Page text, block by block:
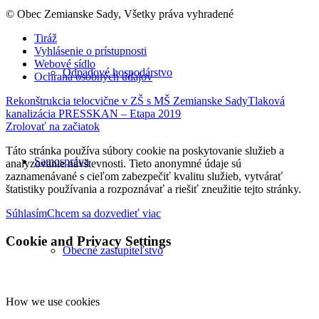
Odpadové hospodárstvo
Samospráva
Obecné zastupiteľstvo
© Obec Zemianske Sady, Všetky práva vyhradené
Tiráž
Vyhlásenie o prístupnosti
Webové sídlo
Ochrana osobných údajov
Rekonštrukcia telocvične v ZŠ s MŠ Zemianske SadyTlaková
kanalizácia PRESSKAN – Etapa 2019
Zrolovať na začiatok
Táto stránka používa súbory cookie na poskytovanie služieb a
analyzovanie návštevnosti. Tieto anonymné údaje sú
zaznamenávané s cieľom zabezpečiť kvalitu služieb, vytvárať
štatistiky používania a rozpoznávať a riešiť zneužitie tejto stránky.
SúhlasímChcem sa dozvedieť viac
Cookie and Privacy Settings
How we use cookies